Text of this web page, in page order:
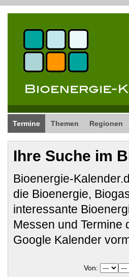
Termine Themen Regionen
Ihre Suche im
Bioenergie-
die Bioenergie,
interessante
Messen und Termine
Google Kalender
Von: